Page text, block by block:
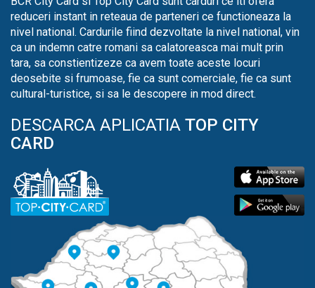
reduceri instant in reteaua de parteneri ce functioneaza la
nivel national. Cardurile fiind dezvoltate la nivel national, vin
ca un indemn catre romani sa calatoreasca mai mult prin
tara, sa constientizeze ca avem toate aceste locuri
deosebite si frumoase, fie ca sunt comerciale, fie ca sunt
cultural-turistice, si sa le descopere in mod direct.
DESCARCA APLICATIA TOP CITY
CARD